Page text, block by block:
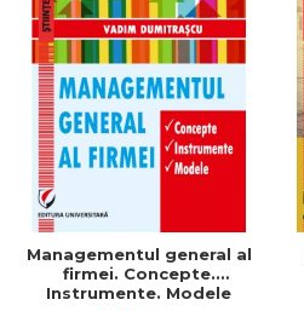
Managementul general al
firmei. Concepte.
Instrumente. Modele